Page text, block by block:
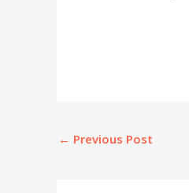
← Previous Post